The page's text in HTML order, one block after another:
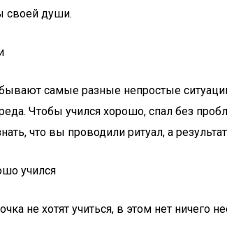
своей души.
самые разные непростые
Чтобы учился хорошо, спал без
что вы проводили ритуал, а
учился
не хотят учиться, в этом нет ничего